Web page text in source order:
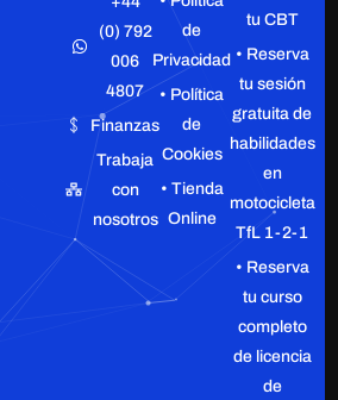
(0) 792
006
4807
Finanzas
Trabaja
con
nosotros
de
Privacidad
• Política
de
Cookies
• Tienda
Online
tu CBT
• Reserva
tu sesión
gratuita de
habilidades
en
motocicleta
TfL 1-2-1
• Reserva
tu curso
completo
de licencia
de